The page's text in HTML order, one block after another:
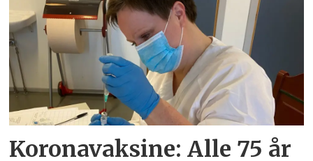
Koronavaksine: Alle 75 år